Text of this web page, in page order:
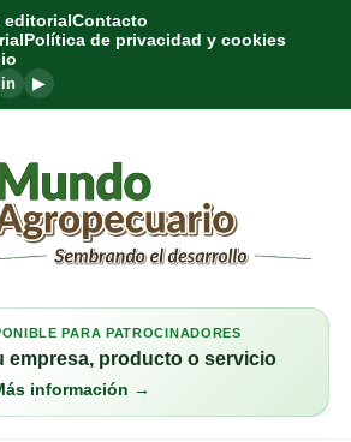
editorialContacto
Política de privacidad y cookies
in ▶
PARA PATROCINADORES
empresa, producto o servicio
información →